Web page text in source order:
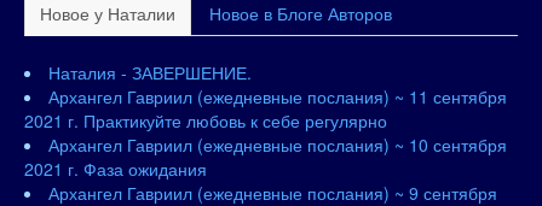
Новое у Наталии Новое в Блоге Авторов
Наталия - ЗАВЕРШЕНИЕ.
Архангел Гавриил (ежедневные послания) ~ 11 сентября
2021 г. Практикуйте любовь к себе регулярно
Архангел Гавриил (ежедневные послания) ~ 10 сентября
2021 г. Фаза ожидания
Архангел Гавриил (ежедневные послания) ~ 9 сентября